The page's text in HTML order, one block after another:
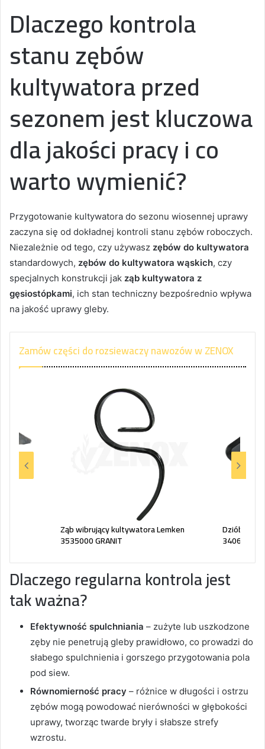
Dlaczego kontrola
stanu zębów
kultywatora przed
sezonem jest kluczowa
dla jakości pracy i co
warto wymienić?
Przygotowanie kultywatora do sezonu wiosennej uprawy
zaczyna się od dokładnej kontroli stanu zębów roboczych.
Niezależnie od tego, czy używasz zębów do kultywatora
standardowych, zębów do kultywatora wąskich, czy
specjalnych konstrukcji jak ząb kultywatora z
gęsiostópkami, ich stan techniczny bezpośrednio wpływa
na jakość uprawy gleby.
Zamów części do rozsiewaczy nawozów w ZENOX
Ząb wibrujący kultywatora Lemken
3535000 GRANIT
Dziób
34060850
Dlaczego regularna kontrola jest
tak ważna?
Efektywność spulchniania – zużyte lub uszkodzone
zęby nie penetrują gleby prawidłowo, co prowadzi do
słabego spulchnienia i gorszego przygotowania pola
pod siew.
Równomierność pracy – różnice w długości i ostrzu
zębów mogą powodować nierówności w głębokości
uprawy, tworząc twarde bryły i słabsze strefy
wzrostu.